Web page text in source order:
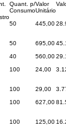
Quant. p/
Consumo
Valor
Unitário
50 445,00
50 695,00
40 560,00
100 24,00
100 29,00
100 627,00
100 125,00